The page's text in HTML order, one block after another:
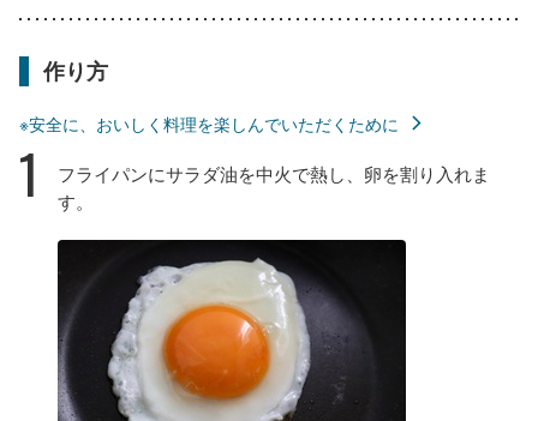
作り方
※安全に、おいしく料理を楽しんでいただくために
1
フライパンにサラダ油を中火で熱し、卵を割り入れま
す。